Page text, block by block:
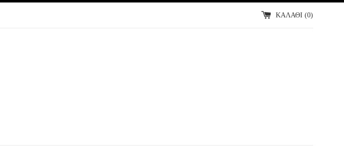
ΚΑΛΑΘΙ (0)